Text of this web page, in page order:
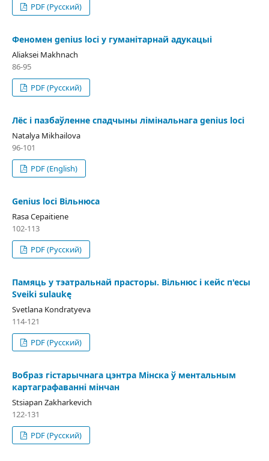
PDF (Русский)
Феномен genius loci у гуманітарнай адукацыі
Aliaksei Makhnach
86-95
PDF (Русский)
Лёс і пазбаўленне спадчыны лімінальнага genius loci
Natalya Mikhailova
96-101
PDF (English)
Genius loci Вільнюса
Rasa Cepaitiene
102-113
PDF (Русский)
Памяць у тэатральнай прасторы. Вільнюс і кейс п'есы
Sveiki sulaukę
Svetlana Kondratyeva
114-121
PDF (Русский)
Вобраз гістарычнага цэнтра Мінска ў ментальным
картаграфаванні мінчан
Stsiapan Zakharkevich
122-131
PDF (Русский)